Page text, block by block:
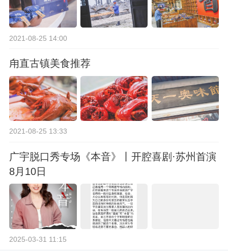
2021-08-25 14:00
甪直古镇美食推荐
2021-08-25 13:33
广宇脱口秀专场《本音》丨开腔喜剧·苏州首演
8月10日
2025-03-31 11:15